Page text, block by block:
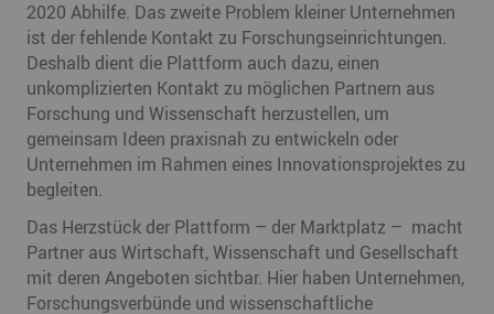
2020 Abhilfe. Das zweite Problem kleiner Unternehmen
ist der fehlende Kontakt zu Forschungseinrichtungen.
Deshalb dient die Plattform auch dazu, einen
unkomplizierten Kontakt zu möglichen Partnern aus
Forschung und Wissenschaft herzustellen, um
gemeinsam Ideen praxisnah zu entwickeln oder
Unternehmen im Rahmen eines Innovationsprojektes zu
begleiten.
Das Herzstück der Plattform – der Marktplatz – macht
Partner aus Wirtschaft, Wissenschaft und Gesellschaft
mit deren Angeboten sichtbar. Hier haben Unternehmen,
Forschungsverbünde und wissenschaftliche